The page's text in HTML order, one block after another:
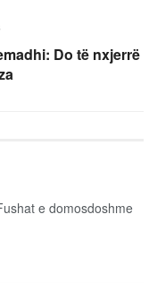
Do të nxjerrë
e domosdoshme